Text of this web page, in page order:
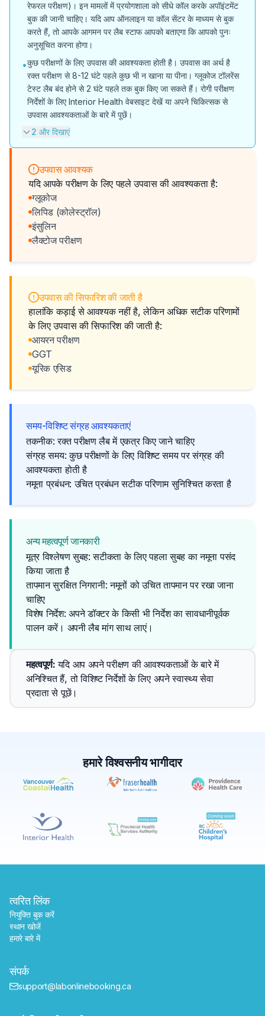
रेफरल परीक्षण)। इन मामलों में प्रयोगशाला को सीधे कॉल करके अपॉइंटमेंट
बुक की जानी चाहिए। यदि आप ऑनलाइन या कॉल सेंटर के माध्यम से बुक
करते हैं, तो आपके आगमन पर लैब स्टाफ आपको बताएगा कि आपको पुनः
अनुसूचित करना होगा।
•कुछ परीक्षणों के लिए उपवास की आवश्यकता होती है। उपवास का अर्थ है
रक्त परीक्षण से 8-12 घंटे पहले कुछ भी न खाना या पीना। ग्लूकोज टॉलरेंस
टेस्ट लैब बंद होने से 2 घंटे पहले तक बुक किए जा सकते हैं। रोगी परीक्षण
निर्देशों के लिए Interior Health वेबसाइट देखें या अपने चिकित्सक से
उपवास आवश्यकताओं के बारे में पूछें।
2 और दिखाएं
उपवास आवश्यक
यदि आपके परीक्षण के लिए पहले उपवास की आवश्यकता है:
ग्लूकोज
लिपिड (कोलेस्ट्रॉल)
इंसुलिन
लैक्टोज परीक्षण
उपवास की सिफारिश की जाती है
हालांकि कड़ाई से आवश्यक नहीं है, लेकिन अधिक सटीक परिणामों
के लिए उपवास की सिफारिश की जाती है:
आयरन परीक्षण
GGT
यूरिक एसिड
समय-विशिष्ट संग्रह आवश्यकताएं
तकनीक: रक्त परीक्षण लैब में एकत्र किए जाने चाहिए
संग्रह समय: कुछ परीक्षणों के लिए विशिष्ट समय पर संग्रह की
आवश्यकता होती है
नमूना प्रबंधन: उचित प्रबंधन सटीक परिणाम सुनिश्चित करता है
अन्य महत्वपूर्ण जानकारी
मूत्र विश्लेषण सुबह: सटीकता के लिए पहला सुबह का नमूना पसंद
किया जाता है
तापमान सुरक्षित निगरानी: नमूनों को उचित तापमान पर रखा जाना
चाहिए
विशेष निर्देश: अपने डॉक्टर के किसी भी निर्देश का सावधानीपूर्वक
पालन करें। अपनी लैब मांग साथ लाएं।
महत्वपूर्ण: यदि आप अपने परीक्षण की आवश्यकताओं के बारे में
अनिश्चित हैं, तो विशिष्ट निर्देशों के लिए अपने स्वास्थ्य सेवा
प्रदाता से पूछें।
हमारे विश्वसनीय भागीदार
त्वरित लिंक
नियुक्ति बुक करें
स्थान खोजें
हमारे बारे में
संपर्क
support@labonlinebooking.ca
✕